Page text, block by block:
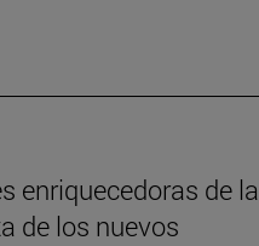
enriquecedoras de la
de los nuevos